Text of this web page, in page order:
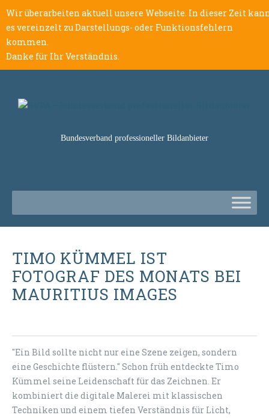
Wir überarbeiten aktuell unsere Webseite. In dieser Zeit
es vereinzelt zu Darstellungs- oder Funktionsfehlern
kommen.
Danke für Ihr Verständnis.
Bundesverband professioneller Bildanbieter
TIMO KÜMMEL IST
FOTOGRAF DES MONATS BEI
MAURITIUS IMAGES
"Ein Bild sollte nicht nur eine Szene zeigen, sondern
eine Geschichte flüstern." Schon früh entdeckte Timo
Kümmel seine Leidenschaft für das Zeichnen. Er
kombiniert die digitale Malerei mit klassischen
Techniken und einem tiefen Verständnis für Licht,